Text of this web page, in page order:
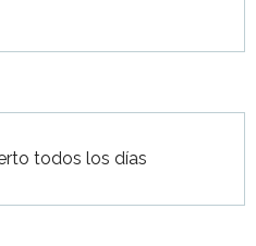
todos los días